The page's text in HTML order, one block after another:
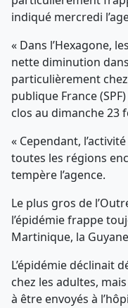
indiqué mercredi
« Dans l’Hexagone,
nette diminution
particulièrement
publique France
clos au dimanche 23
« Cependant,
toutes les régions
tempère l’agence.
Le plus gros de
l’épidémie frappe
Martinique, la
L’épidémie déclinait
chez les adultes,
à être envoyés à